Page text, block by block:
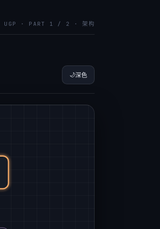
UGP · PART 1 / 2 · 架构
🌙深色